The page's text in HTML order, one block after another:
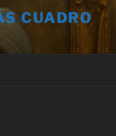
CUADRO